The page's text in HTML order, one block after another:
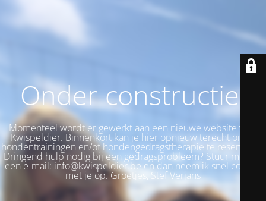
Onder constructie!
Momenteel wordt er gewerkt aan een nieuwe website voor
Kwispeldier. Binnenkort kan je hier opnieuw terecht om je
hondentrainingen en/of hondengedragstherapie te reserveren.
Dringend hulp nodig bij een gedragsprobleem? Stuur me dan
een e-mail: info@kwispeldier.be en dan neem ik snel contact
met je op. Groetjes, Stef Verjans